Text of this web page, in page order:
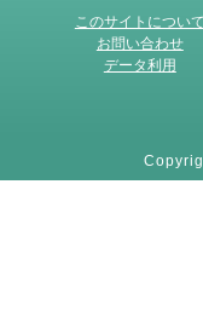
このサイトについて
お問い合わせ
データ利用